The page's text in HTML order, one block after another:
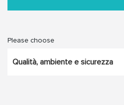
Please choose
Qualità, ambiente e sicurezza